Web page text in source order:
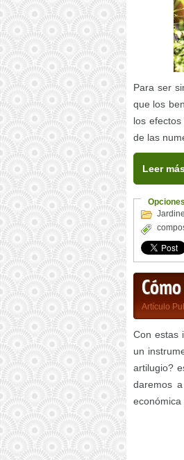
Para ser
que los
los
de las
Leer
Artículo
Con estas
un
artilugio?
daremos
económica